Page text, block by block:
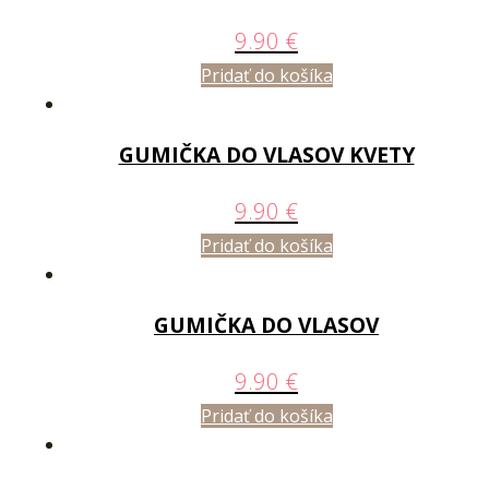
9.90 €
Pridať do košíka
GUMIČKA DO VLASOV KVETY
9.90 €
Pridať do košíka
GUMIČKA DO VLASOV
9.90 €
Pridať do košíka